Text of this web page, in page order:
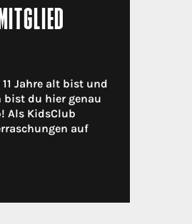
Jahre alt bist und
bist du hier genau
Als KidsClub
auf